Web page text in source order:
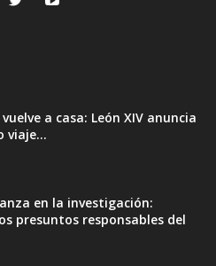
a casa: León XIV anuncia
viaje...
en la investigación:
presuntos responsables del